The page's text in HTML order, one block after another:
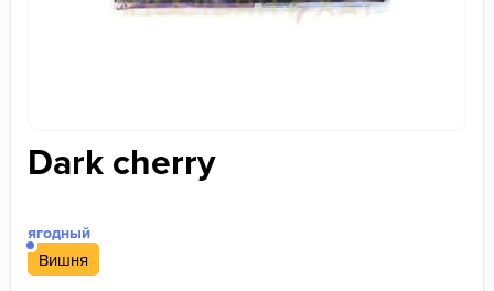
Dark cherry
ягодный
Вишня